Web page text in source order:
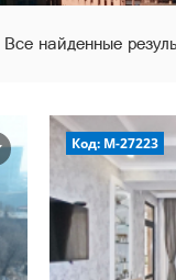
Все найденные
Код: M-27223